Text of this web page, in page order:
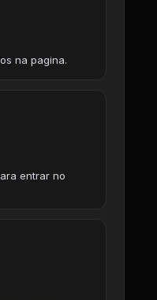
na pagina.
entrar no